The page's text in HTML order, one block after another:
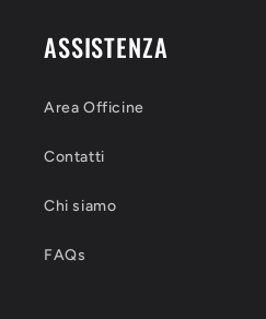
ASSISTENZA
Area Officine
Contatti
Chi siamo
FAQs